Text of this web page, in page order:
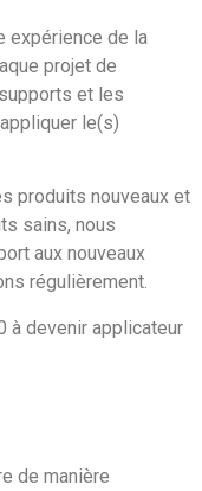
expérience de la
projet de
et les
le(s)
produits nouveaux et
sains, nous
aux nouveaux
régulièrement.
à devenir applicateur
de manière